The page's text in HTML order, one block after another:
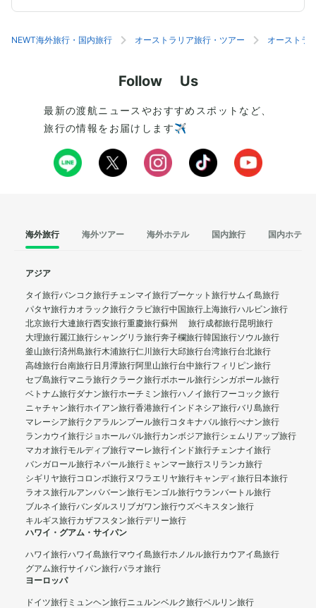
NEWT海外旅行・国内旅行 オーストラリア旅行・ツアー オーストラ
Follow Us
最新の渡航ニュースやおすすめスポットなど、
旅行の情報をお届けします✈️
海外旅行 海外ツアー 海外ホテル 国内旅行 国内ホテル
アジア
タイ旅行バンコク旅行チェンマイ旅行プーケット旅行サムイ島旅行
パタヤ旅行カオラック旅行クラビ旅行中国旅行上海旅行ハルビン旅行
北京旅行大連旅行西安旅行重慶旅行蘇州 旅行成都旅行昆明旅行
大理旅行麗江旅行シャングリラ旅行奔子欄旅行韓国旅行ソウル旅行
釜山旅行済州島旅行木浦旅行仁川旅行大邱旅行台湾旅行台北旅行
高雄旅行台南旅行日月潭旅行阿里山旅行台中旅行フィリピン旅行
セブ島旅行マニラ旅行クラーク旅行ボホール旅行シンガポール旅行
ベトナム旅行ダナン旅行ホーチミン旅行ハノイ旅行フーコック旅行
ニャチャン旅行ホイアン旅行香港旅行インドネシア旅行バリ島旅行
マレーシア旅行クアラルンプール旅行コタキナバル旅行ぺナン旅行
ランカウイ旅行ジョホールバル旅行カンボジア旅行シェムリアップ旅行
マカオ旅行モルディブ旅行マーレ旅行インド旅行チェンナイ旅行
バンガロール旅行ネパール旅行 ミャンマー旅行スリランカ旅行
シギリヤ旅行コロンボ旅行ヌワラエリヤ旅行キャンディ旅行日本旅行
ラオス旅行ルアンパバーン旅行モンゴル旅行ウランバートル旅行
ブルネイ旅行バンダルスリブガワン旅行ウズベキスタン旅行
キルギス旅行カザフスタン旅行デリー旅行
ハワイ・グアム・サイパン
ハワイ旅行ハワイ島旅行マウイ島旅行ホノルル旅行カウアイ島旅行
グアム旅行サイパン旅行パラオ旅行
ヨーロッパ
ドイツ旅行 ミュンヘン旅行ニュルンベルク旅行ベルリン旅行